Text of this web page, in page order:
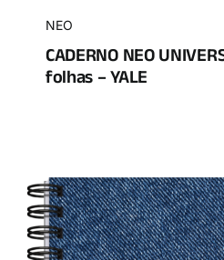
NEO
CADERNO NEO
folhas – YALE